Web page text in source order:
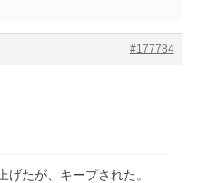
#177784
たが、キープされた。